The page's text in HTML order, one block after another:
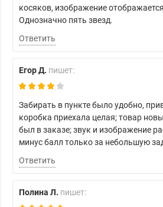
косяков, изображение
Однозначно пять звезд.
Ответить
Егор Д. пишет:
Забирать в пункте было удобно,
коробка приехала целая; товар
был в заказе; звук и изображение
минус балл только за небольшую
Ответить
Полина Л. пишет: